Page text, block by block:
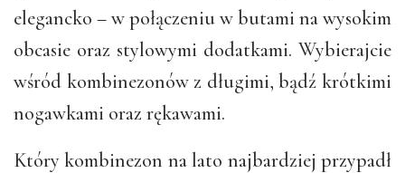
elegancko – w połączeniu w butami na wysokim
obcasie oraz stylowymi dodatkami. Wybierajcie
wśród kombinezonów z długimi, bądź krótkimi
nogawkami oraz rękawami.
Który kombinezon na lato najbardziej przypadł